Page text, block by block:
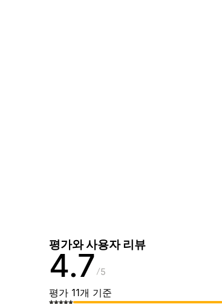
평가와 사용자 리뷰
4.7 5
평가 11개 기준